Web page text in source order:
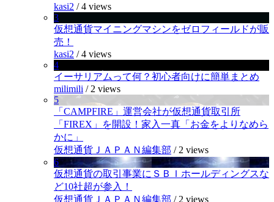
kasi2 /4 views
3
仮想通貨マイニングマシンをゼロフィールドが販
売！
kasi2 /4 views
4
イーサリアムって何？初心者向けに簡単まとめ
milimili / 2 views
5
「CAMPFIRE」運営会社が仮想通貨取引所
「FIREX」を開設！家入一真「お金をよりなめら
かに」
仮想通貨ＪＡＰＡＮ編集部 / 2 views
6
仮想通貨の取引事業にＳＢＩホールディングスな
ど10社超が参入！
仮想通貨ＪＡＰＡＮ編集部 / 2 views